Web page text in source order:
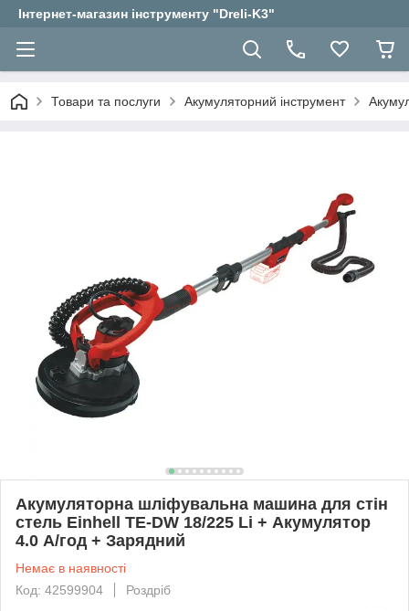
Інтернет-магазин інструменту "Dreli-K3"
Товари та послуги Акумуляторний інструмент
Акумуляторна шліфувальна машина для стін
стель Einhell TE-DW 18/225 Li + Акумулятор
4.0 А/год + Зарядний
Немає в наявності
Код: 42599904
Роздріб